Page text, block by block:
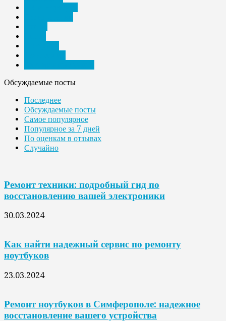
Обсуждаемые посты
Последнее
Обсуждаемые посты
Самое популярное
Популярное за 7 дней
По оценкам в отзывах
Случайно
Ремонт техники: подробный гид по
восстановлению вашей электроники
30.03.2024
Как найти надежный сервис по ремонту
ноутбуков
23.03.2024
Ремонт ноутбуков в Симферополе: надежное
восстановление вашего устройства